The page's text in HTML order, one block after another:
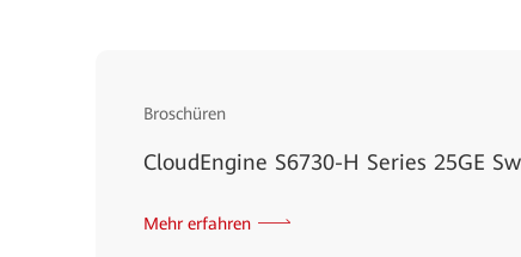
Broschüren
CloudEngine S6730-H Series 25GE
Mehr erfahren